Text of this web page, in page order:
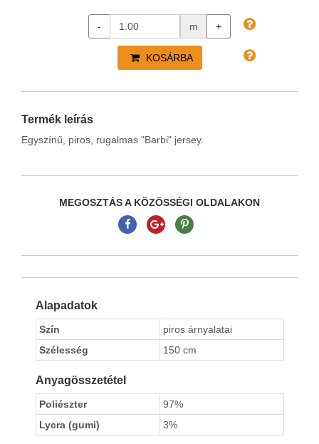
- m +
KOSÁRBA
Termék leírás
Egyszínű, piros, rugalmas "Barbi" jersey.
MEGOSZTÁS A KÖZÖSSÉGI OLDALAKON
Alapadatok
Szín
piros árnyalatai
Szélesség
150 cm
Anyagösszetétel
Poliészter
97%
Lycra (gumi)
3%